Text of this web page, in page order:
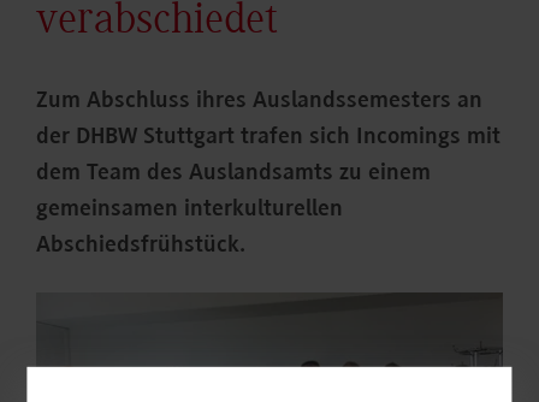
verabschiedet
Zum Abschluss ihres Auslandssemesters an
der DHBW Stuttgart trafen sich Incomings mit
dem Team des Auslandsamts zu einem
gemeinsamen interkulturellen
Abschiedsfrühstück.